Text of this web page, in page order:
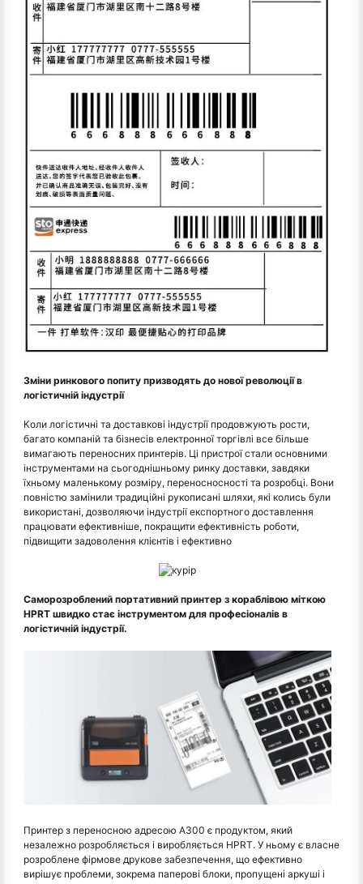
Зміни ринкового попиту призводять до нової революції в
логістичній індустрії
Коли логістичні та доставкові індустрії продовжують рости,
багато компаній та бізнесів електронної торгівлі все більше
вимагають переносних принтерів. Ці пристрої стали основними
інструментами на сьогоднішньому ринку доставки, завдяки
їхньому маленькому розміру, переносносності та розробці. Вони
повністю замінили традиційні рукописані шляхи, які колись були
використані, дозволяючи індустрії експортного доставлення
працювати ефективніше, покращити ефективність роботи,
підвищити задоволення клієнтів і ефективно
Саморозроблений портативний принтер з кораблівою міткою
HPRT швидко стає інструментом для професіоналів в
логістичній індустрії.
Принтер з переносною адресою A300 є продуктом, який
незалежно розробляється і виробляється HPRT. У ньому є власне
розроблене фірмове друкове забезпечення, що ефективно
вирішує проблеми, зокрема паперові блоки, пропущені аркуші і